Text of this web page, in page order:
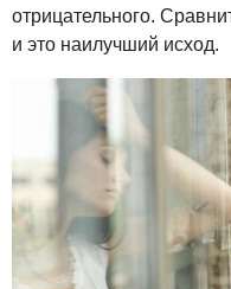
отрицательного.
и это наилучший исход.